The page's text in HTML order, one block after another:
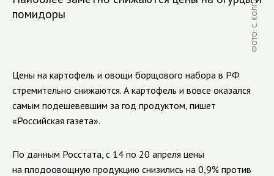
помидоры
Цены на картофель и овощи борщового набора в РФ
стремительно снижаются. А картофель и вовсе оказался
самым подешевевшим за год продуктом, пишет
«Российская газета».
По данным Росстата, с 14 по 20 апреля цены
на плодоовощную продукцию снизились на 0,9% против